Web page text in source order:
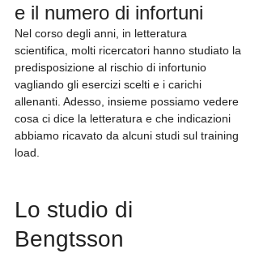
e il numero di infortuni
Nel corso degli anni, in letteratura
scientifica, molti ricercatori hanno studiato la
predisposizione al rischio di infortunio
vagliando gli esercizi scelti e i carichi
allenanti. Adesso, insieme possiamo vedere
cosa ci dice la letteratura e che indicazioni
abbiamo ricavato da alcuni studi sul training
load.
Lo studio di
Bengtsson